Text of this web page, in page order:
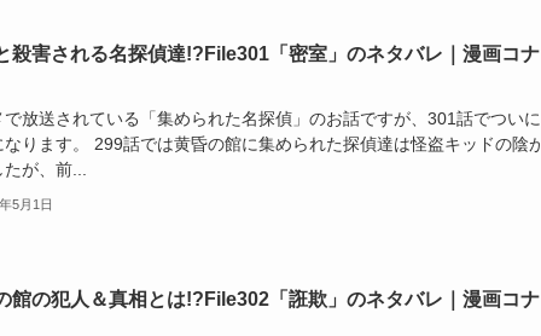
殺害される名探偵達!?File301「密室」のネタバレ｜漫画コ
で放送されている「集められた名探偵」のお話ですが、301話でつい
なります。 299話では黄昏の館に集められた探偵達は怪盗キッドの陰
が、前...
5月1日
館の犯人＆真相とは!?File302「誑欺」のネタバレ｜漫画コ